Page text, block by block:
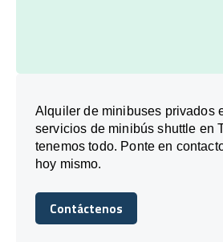
Alquiler de minibuses privados
servicios de minibús shuttle en
tenemos todo. Ponte en
hoy mismo.
Contáctenos
Contáctenos